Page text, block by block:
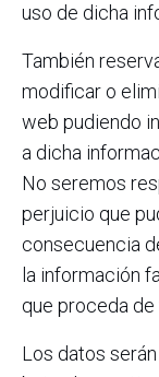
uso de dicha
También
modificar o
web pudiendo
a dicha
No seremos
perjuicio que
consecuencia
la información
que proceda de
Los datos